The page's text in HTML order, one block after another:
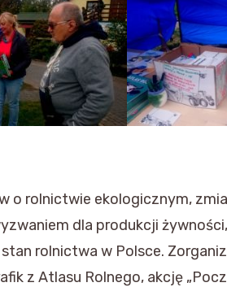
o rolnictwie ekologicznym,
dla produkcji
rolnictwa w Polsce.
z Atlasu Rolnego, akcję